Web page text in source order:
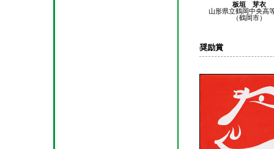
板垣 芽衣
山形県立鶴岡中央高
（鶴岡市）
奨励賞